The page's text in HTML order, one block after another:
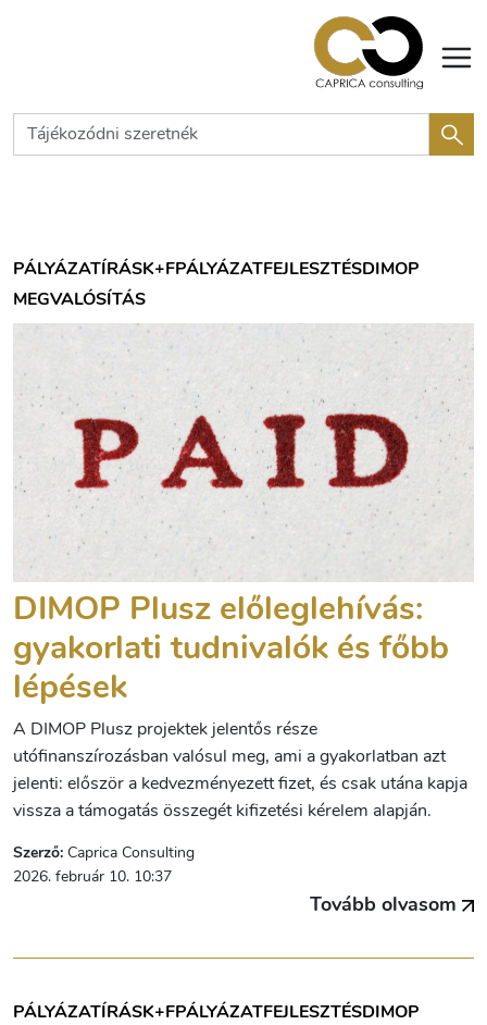
PÁLYÁZATÍRÁSK+FPÁLYÁZATFEJLESZTÉSDIMOP
MEGVALÓSÍTÁS
DIMOP Plusz előleglehívás:
gyakorlati tudnivalók és főbb
lépések
A DIMOP Plusz projektek jelentős része
utófinanszírozásban valósul meg, ami a gyakorlatban azt
jelenti: először a kedvezményezett fizet, és csak utána kapja
vissza a támogatás összegét kifizetési kérelem alapján.
Szerző: Caprica Consulting
2026. február 10. 10:37
Tovább olvasom
PÁLYÁZATÍRÁSK+FPÁLYÁZATFEJLESZTÉSDIMOP